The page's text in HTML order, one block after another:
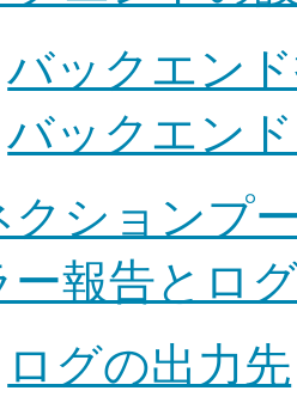
バックエン
バックエン
クションプ
ー報告とロ
ログの出力先